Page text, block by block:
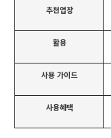
추천업장
활용
사용 가이드
사용혜택